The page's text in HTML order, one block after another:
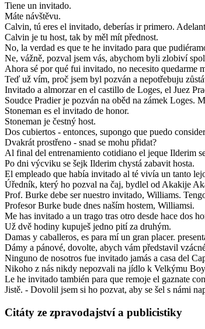
Tiene un invitado.
Máte návštěvu.
Calvin, tú eres el invitado, deberías ir primero.
Calvin je tu host, tak by měl mít přednost.
No, la verdad es que te he invitado para que
Ne, vážně, pozval jsem vás, abychom byli zlobiví
Ahora sé por qué fui invitado, no necesito quedarme
Teď už vím, proč jsem byl pozván a nepotřebuju
Invitado a almorzar en el castillo de Loges, el Juez
Soudce Pradier je pozván na oběd na zámek Loges.
Stoneman es el invitado de honor.
Stoneman je čestný host.
Dos cubiertos - entonces, supongo que puedo
Dvakrát prostřeno - snad se mohu přidat?
Al final del entrenamiento cotidiano el jeque Ilderim
Po dni výcviku se šejk Ilderim chystá zabavit hosta.
El empleado que había invitado al té vivía un tanto
Úředník, který ho pozval na čaj, bydlel od Akakije
Prof. Burke debe ser nuestro invitado, Williams.
Profesor Burke bude dnes naším hostem, Williamsi.
Me has invitado a un trago tras otro desde hace dos
Už dvě hodiny kupuješ jedno pití za druhým.
Damas y caballeros, es para mí un gran placer.
Dámy a pánové, dovolte, abych vám představil
Ninguno de nosotros fue invitado jamás a casa del
Nikoho z nás nikdy nepozvali na jídlo k Velkýmu
Le he invitado también para que remoje el gaznate
Jistě. - Dovolil jsem si ho pozvat, aby se šel s námi
Citáty ze zpravodajství a publicistiky